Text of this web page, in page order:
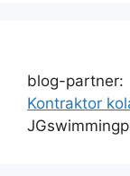
blog-partner:
Kontraktor